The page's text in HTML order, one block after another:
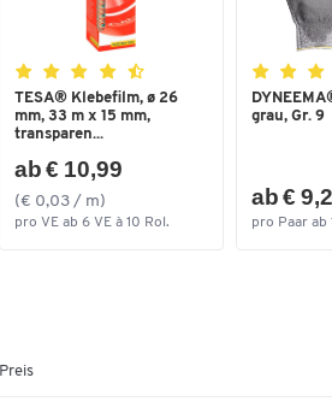
TESA® Klebefilm, ø 26
mm, 33 m x 15 mm,
transparen...
ab € 10,99
(€ 0,03 / m)
pro VE ab 6 VE à 10 Rol.
grau, Gr. 9
ab €
pro Paar ab
Preis